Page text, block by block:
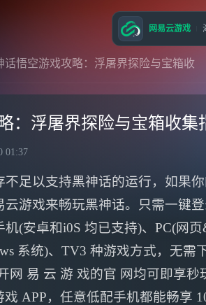
话悟空游戏攻略：浮屠界探险与宝箱收
：浮屠界探险与宝箱收集
01:37
足以支持黑神话的运行，如果
游戏来畅玩黑神话。只需一键
(安卓和i0S 均已支持)、PC(网
系统)、TV3 种游戏方式，无需
网 易 云 游 戏的官 网均可即享秒
APP，任意低配手机都能畅享
网易云游戏